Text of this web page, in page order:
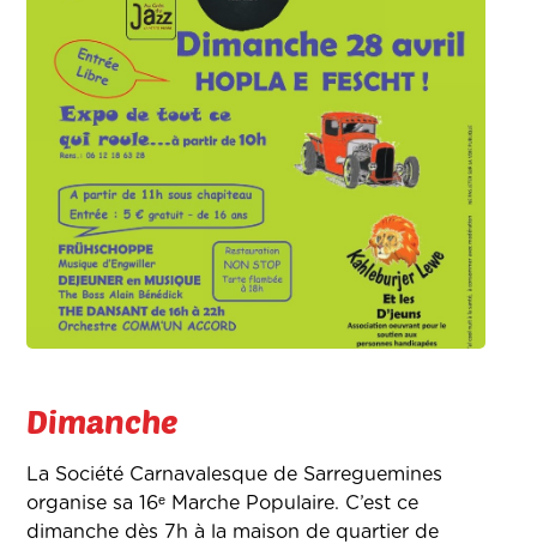
Dimanche
La Société Carnavalesque de Sarreguemines
organise sa 16ᵉ Marche Populaire. C’est ce
dimanche dès 7h à la maison de quartier de